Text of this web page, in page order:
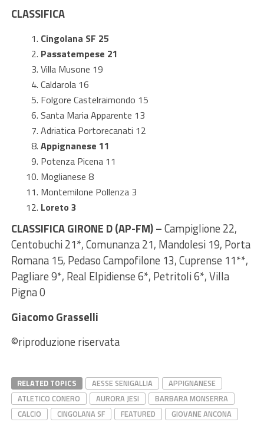
CLASSIFICA
Cingolana SF 25
Passatempese 21
Villa Musone 19
Caldarola 16
Folgore Castelraimondo 15
Santa Maria Apparente 13
Adriatica Portorecanati 12
Appignanese 11
Potenza Picena 11
Moglianese 8
Montemilone Pollenza 3
Loreto 3
CLASSIFICA GIRONE D (AP-FM) –Campiglione 22,
Centobuchi 21*, Comunanza 21, Mandolesi 19, Porta
Romana 15, Pedaso Campofilone 13, Cuprense 11**,
Pagliare 9*, Real Elpidiense 6*, Petritoli 6*, Villa
Pigna 0
Giacomo Grasselli
©riproduzione riservata
RELATED TOPICS AESSE SENIGALLIA
APPIGNANESE
ATLETICO CONERO
AURORA JESI
BARBARA MONSERRA
CALCIO
CINGOLANA SF FEATURED
GIOVANE ANCONA